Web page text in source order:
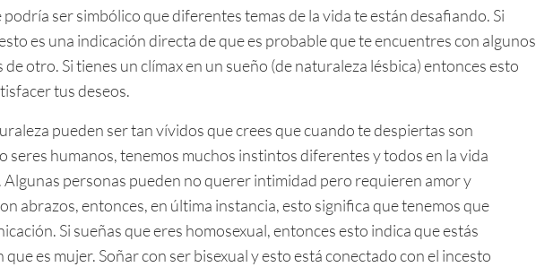
ser simbólico que diferentes temas de la vida te están desafiando. Si
es una indicación directa de que es probable que te encuentres con algunos
otro. Si tienes un clímax en un sueño (de naturaleza lésbica) entonces esto
tus deseos.
pueden ser tan vívidos que crees que cuando te despiertas son
seres humanos, tenemos muchos instintos diferentes y todos en la vida
personas pueden no querer intimidad pero requieren amor y
abrazos, entonces, en última instancia, esto significa que tenemos que
Si sueñas que eres homosexual, entonces esto indica que estás
es mujer. Soñar con ser bisexual y esto está conectado con el incesto